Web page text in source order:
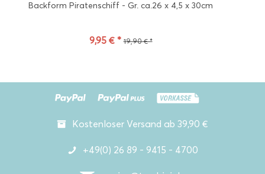
Backform Piratenschiff - Gr. ca.26 x 4,5 x 30cm
9,95 € * 19,90 € *
Kostenloser Versand ab 39,90 €
+49(0) 26 89 - 9415 - 4700